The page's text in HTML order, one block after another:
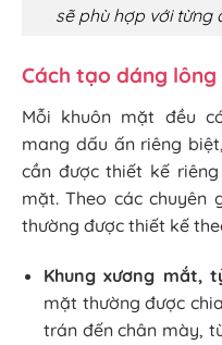
sẽ phù hợp với
Cách tạo dáng
Mỗi khuôn mặt đều
mang dấu ấn riêng
cần được thiết kế
mặt. Theo các chuyên
thường được thiết kế
Khung xương mắt,
mặt thường được
trán đến chân mày,